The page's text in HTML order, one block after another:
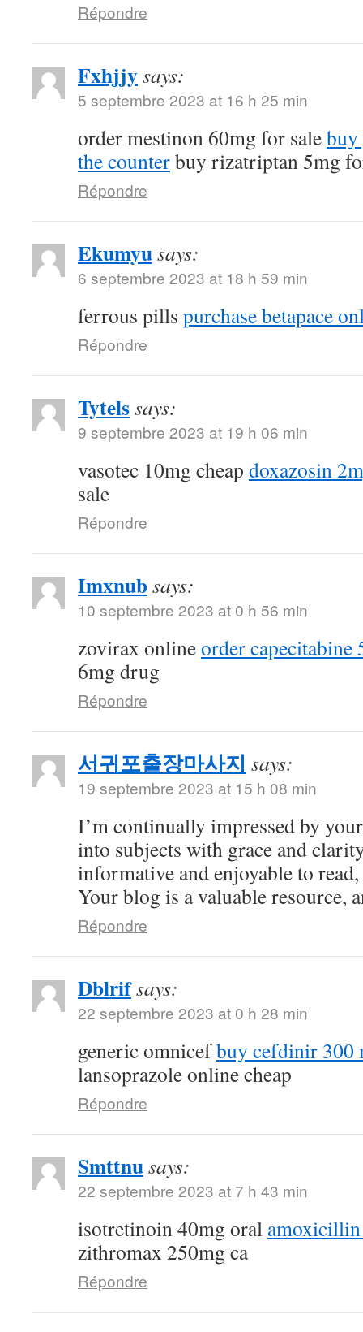
Répondre
Fxhjjysays:
5 septembre 2023 at 16 h 25 min
order mestinon 60mg for salebuy
the counterbuy rizatriptan 5mg
Répondre
Ekumyusays:
6 septembre 2023 at 18 h 59 min
ferrous pills purchase betapace
Répondre
Tytelssays:
9 septembre 2023 at 19 h 06 min
vasotec 10mg cheap doxazosin
sale
Répondre
Imxnubsays:
10 septembre 2023 at 0 h 56 min
zovirax onlineorder capecitabine
6mg drug
Répondre
서귀포출장마사지 says:
19 septembre 2023 at 15 h 08 min
I’m continually impressed by
into subjects with grace and
informative and enjoyable to
Your blog is a valuable resource,
Répondre
Dblrifsays:
22 septembre 2023 at 0 h 28 min
generic omnicefbuy cefdinir 300
lansoprazole online cheap
Répondre
Smttnusays:
22 septembre 2023 at 7 h 43 min
isotretinoin 40mg oral
zithromax 250mg ca
Répondre